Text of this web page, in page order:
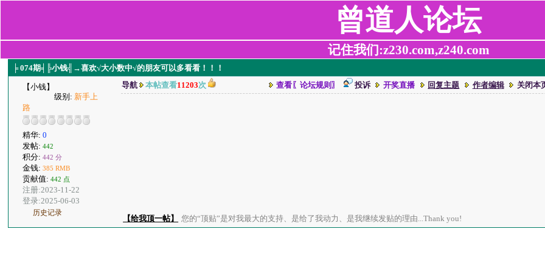
曾道人论坛
记住我们:z230.com,z240.com
╞ 074期╡╠小钱╣→喜欢√大小数中√的朋友可以多看看！！！
【小钱】
级别: 新手上
路
精华:0
发帖:442
积分:442 分
金钱:385 RMB
贡献值:442 点
注册:2023-11-22
登录:2025-06-03
历史记录
导航 本帖查看11203次 查看〖论坛规则〗 投诉 开奖直播 回复主题 作者编辑 关闭本
【给我顶一帖】 您的“顶贴”是对我最大的支持、是给了我动力、是我继续发贴的理由...Thank you!